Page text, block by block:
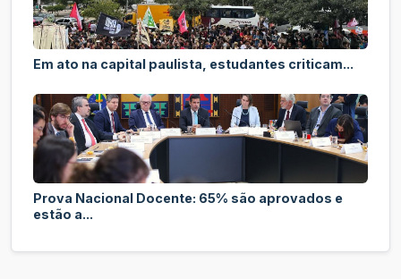
Em ato na capital paulista, estudantes criticam...
Prova Nacional Docente: 65% são aprovados e
estão a...